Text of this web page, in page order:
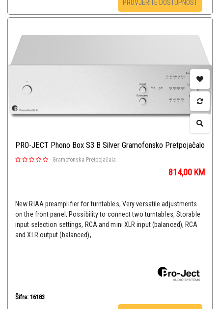
PROVJERITE DOSTUPNOST
PRO-JECT Phono Box S3 B Silver Gramofonsko Pretpojačalo
- Gramofonska Pretpojačala
814,00 KM
New RIAA preamplifier for turntables, Very versatile adjustments
on the front panel, Possibility to connect two turntables, Storable
input selection settings, RCA and mini XLR input (balanced), RCA
and XLR output (balanced),...
Šifra: 16183